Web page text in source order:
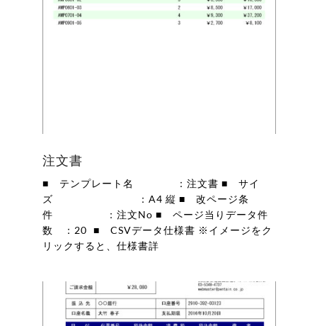
注文書
■ テンプレート名 ：注文書 ■ サイ
ズ ：A4 縦 ■ 改ページ条
件 ：注文No ■ ページ当りデータ件
数 ：20 ■ CSVデータ仕様書 ※イメージをク
リックすると、仕様書詳